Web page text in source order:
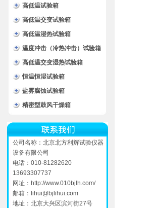
高低温试验箱
高低温交变试验箱
高低温湿热试验箱
温度冲击（冷热冲击）试验箱
高低温交变湿热试验箱
恒温恒湿试验箱
盐雾腐蚀试验箱
精密型鼓风干燥箱
公司名称：北京北方利辉试验仪器
设备有限公司
电话：010-81282620
13693307737
网址： http://www.010bjlh.com/
邮箱： lihui@bjlihui.com
地址：北京大兴区滨河街27号